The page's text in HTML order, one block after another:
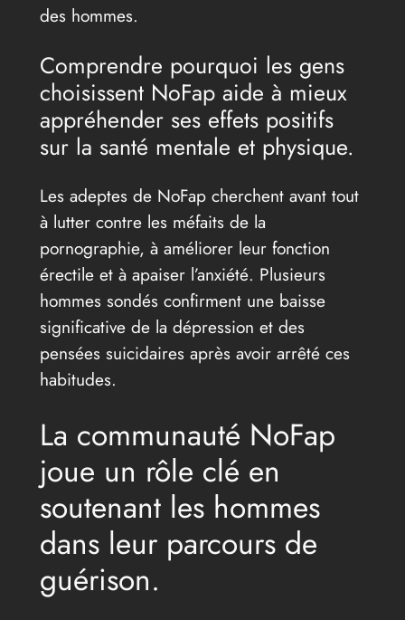
des hommes.
Comprendre pourquoi les gens
choisissent NoFap aide à mieux
appréhender ses effets positifs
sur la santé mentale et physique.
Les adeptes de NoFap cherchent avant tout
à lutter contre les méfaits de la
pornographie, à améliorer leur fonction
érectile et à apaiser l’anxiété. Plusieurs
hommes sondés confirment une baisse
significative de la dépression et des
pensées suicidaires après avoir arrêté ces
habitudes.
La communauté NoFap
joue un rôle clé en
soutenant les hommes
dans leur parcours de
guérison.